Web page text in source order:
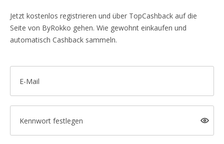
Jetzt kostenlos registrieren und über TopCashback auf die
Seite von ByRokko gehen. Wie gewohnt einkaufen und
automatisch Cashback sammeln.
E-Mail
Kennwort festlegen